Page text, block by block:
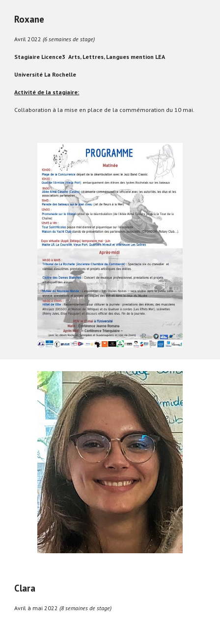
Roxane
Avril 2022 (6 semaines de stage)
Stagiaire Licence3 Arts, Lettres, Langues mention LEA
Université La Rochelle
Activité de la stagiaire:
Collaboration à la mise en place de la commémoration du 10 mai.
Clara
Avril à mai 2022 (8semaines de stage)